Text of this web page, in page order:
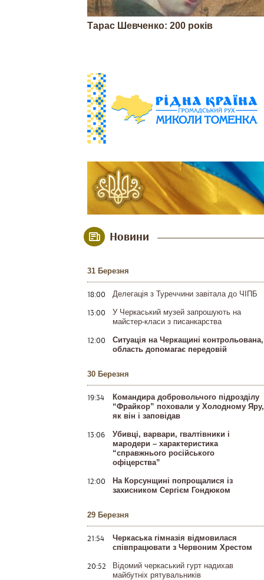
Тарас Шевченко: 200 років
Новини
31 Березня
18:00 Делегація з Туреччини завітала до ЧІПБ
13:00
У Черкаський музей запрошують на
майстер-класи з писанкарства
12:00
Ситуація на Черкащині контрольована,
область допомагає передовій
30 Березня
19:34
Командира добровольчого підрозділу
“Фрайкор” поховали у Холодному Яру,
як він і заповідав
13:06
Убивці, варвари, гвалтівники і
мародери – характеристика
“справжнього російського
офіцерства”
12:00
На Корсунщині попрощалися із
захисником Сергієм Гондюком
29 Березня
21:54
Черкаська гімназія відмовилася
співпрацювати з Червоним Хрестом
20:52
Відомий черкаський гурт надихав
майбутніх рятувальників